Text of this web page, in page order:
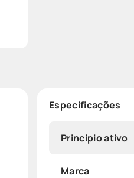
Especificações
Princípio ativo
Marca